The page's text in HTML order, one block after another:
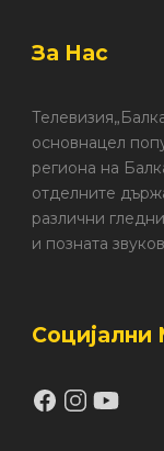
За Нас
основнацел
региона на
отделните
различни
и позната